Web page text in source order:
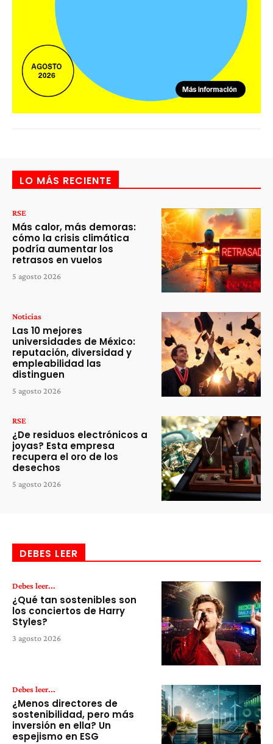
LO MÁS RECIENTE
RSE
Más calor, más demoras:
cómo la crisis climática
podría aumentar los
retrasos en vuelos
5 agosto 2026
Noticias
Las 10 mejores
universidades de México:
reputación, diversidad y
empleabilidad las
distinguen
5 agosto 2026
RSE
¿De residuos electrónicos a
joyas? Esta empresa
recupera el oro de los
desechos
5 agosto 2026
DEBES LEER
Debes leer...
¿Qué tan sostenibles son
los conciertos de Harry
Styles?
3 agosto 2026
Debes leer...
¿Menos directores de
sostenibilidad, pero más
inversión en ella? Un
espejismo en ESG